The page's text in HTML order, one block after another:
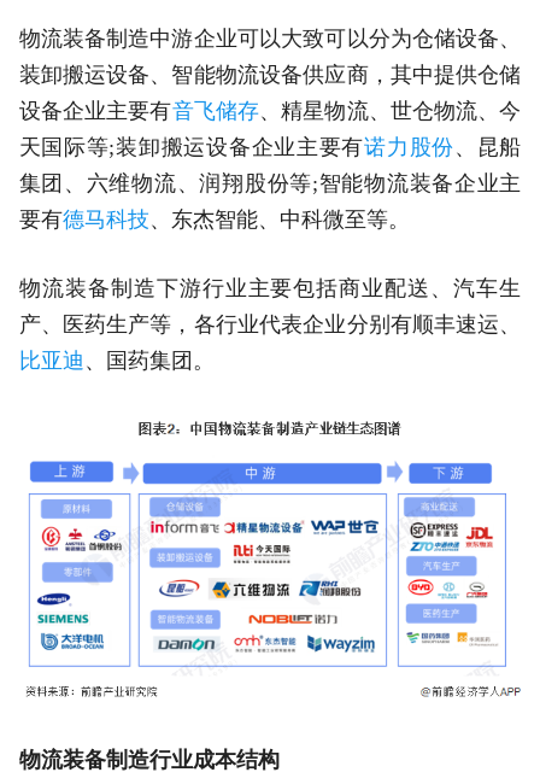
物流装备制造中游企业可以大致可以分为仓储设备、
装卸搬运设备、智能物流设备供应商，其中提供仓储
设备企业主要有音飞储存、精星物流、世仓物流、今
天国际等;装卸搬运设备企业主要有诺力股份、昆船
集团、六维物流、润翔股份等;智能物流装备企业主
要有德马科技、东杰智能、中科微至等。
物流装备制造下游行业主要包括商业配送、汽车生
产、医药生产等，各行业代表企业分别有顺丰速运、
比亚迪 、国药集团。
物流装备制造行业成本结构